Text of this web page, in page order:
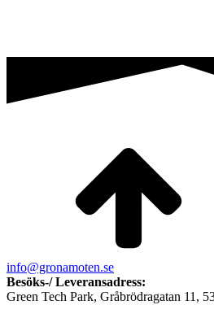
info@gronamoten.se
Besöks-/ Leveransadress:
Green Tech Park, Gråbrödragatan 11,